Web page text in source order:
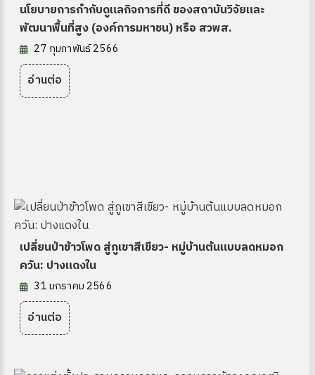
นโยบายการกำกับดูแลกิจการที่ดี ของสถาบันวิจัยและ
พัฒนาพื้นที่สูง (องค์การมหาชน) หรือ สวพส.
27 กุมภาพันธ์ 2566
อ่านต่อ
เปลี่ยนป่าข้าวโพด สู่ภูเขาสีเขียว- หมู่บ้านต้นแบบลดหมอก
ควัน: ปางแดงใน
31 มกราคม 2566
อ่านต่อ